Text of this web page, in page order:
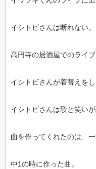
イシトビさんは断れない。
高円寺の居酒屋でのライブ
イシトビさんが着替えを
イシトビさんは歌と笑い
曲を作ってくれたのは、
中1の時に作った曲。